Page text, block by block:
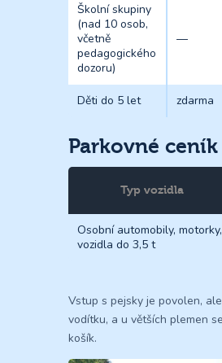
Školní skupiny
(nad 10 osob,
včetně
pedagogického
dozoru)
—
Děti do 5 let zdarma
Parkovné ceník
Typ vozidla
Osobní automobily, motorky,
vozidla do 3,5 t
Vstup s pejsky je povolen,
vodítku, a u větších plemen
košík​.